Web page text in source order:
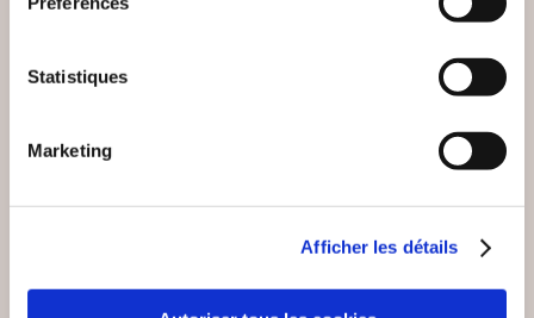
Statistiques
Marketing
Afficher les détails
JUSTE UN COACH DE
BASKETBALL TOME2
Elodie THOURY
YOG'AGENDA - 365
JOURS DE YOGA